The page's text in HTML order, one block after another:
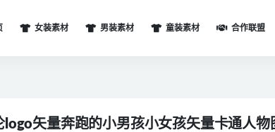
女装素材 男装素材 童装素材 合作联盟
logo矢量奔跑的小男孩小女孩矢量卡通人物